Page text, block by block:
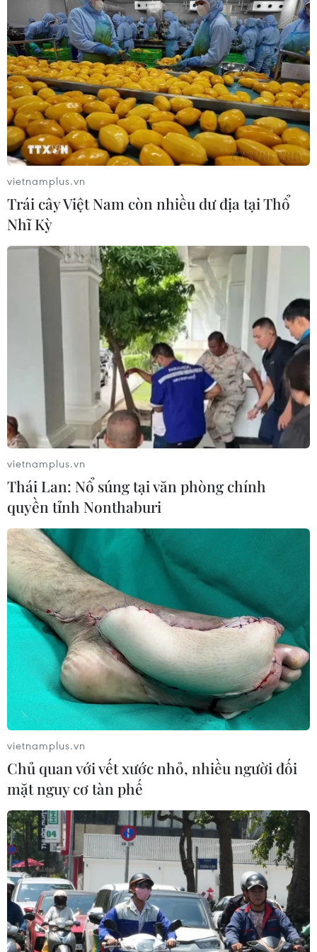
vietnamplus.vn
Trái cây Việt Nam còn nhiều dư địa tại Thổ
Nhĩ Kỳ
vietnamplus.vn
Thái Lan: Nổ súng tại văn phòng chính
quyền tỉnh Nonthaburi
vietnamplus.vn
Chủ quan với vết xước nhỏ, nhiều người đối
mặt nguy cơ tàn phế